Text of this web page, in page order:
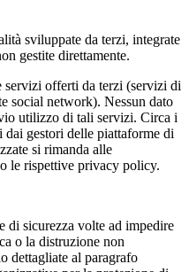
sviluppate da terzi, integrate
gestite direttamente.
servizi offerti da terzi (servizi di
social network). Nessun dato
utilizzo di tali servizi. Circa i
gestori delle piattaforme di
si rimanda alle
le rispettive privacy policy.
di sicurezza volte ad impedire
o la distruzione non
dettagliate al paragrafo